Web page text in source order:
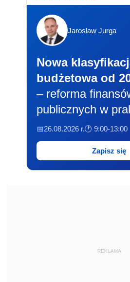
Jarosław Jurga
Nowa
budżetowa od
– reforma
publicznych w
📅26.08.2026 r.🕐 9:00-13:00
Zapisz się
REKLAMA